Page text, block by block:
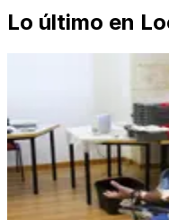
Lo último en